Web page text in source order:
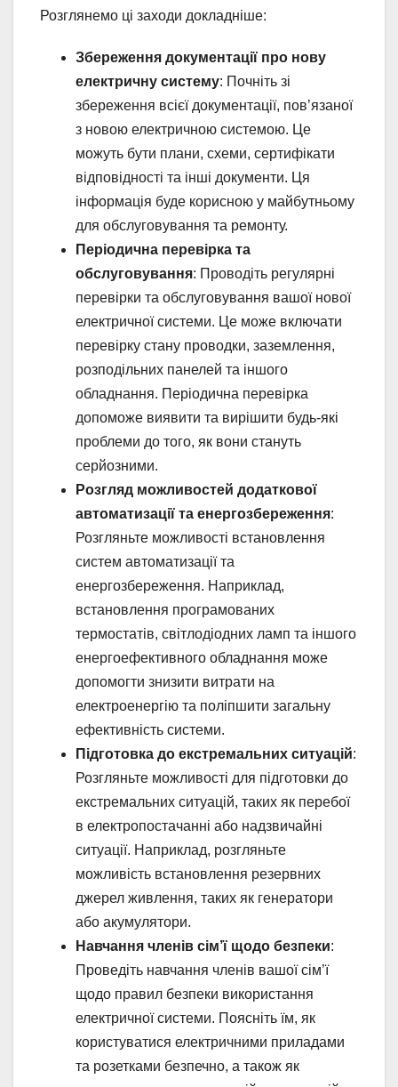
Розглянемо ці заходи докладніше:
Збереження документації про нову
електричну систему: Почніть зі
збереження всієї документації, пов’язаної
з новою електричною системою. Це
можуть бути плани, схеми, сертифікати
відповідності та інші документи. Ця
інформація буде корисною у майбутньому
для обслуговування та ремонту.
Періодична перевірка та
обслуговування: Проводіть регулярні
перевірки та обслуговування вашої нової
електричної системи. Це може включати
перевірку стану проводки, заземлення,
розподільних панелей та іншого
обладнання. Періодична перевірка
допоможе виявити та вирішити будь-які
проблеми до того, як вони стануть
серйозними.
Розгляд можливостей додаткової
автоматизації та енергозбереження:
Розгляньте можливості встановлення
систем автоматизації та
енергозбереження. Наприклад,
встановлення програмованих
термостатів, світлодіодних ламп та іншого
енергоефективного обладнання може
допомогти знизити витрати на
електроенергію та поліпшити загальну
ефективність системи.
Підготовка до екстремальних ситуацій:
Розгляньте можливості для підготовки до
екстремальних ситуацій, таких як перебої
в електропостачанні або надзвичайні
ситуації. Наприклад, розгляньте
можливість встановлення резервних
джерел живлення, таких як генератори
або акумулятори.
Навчання членів сім’ї щодо безпеки:
Проведіть навчання членів вашої сім’ї
щодо правил безпеки використання
електричної системи. Поясніть їм, як
користуватися електричними приладами
та розетками безпечно, а також як